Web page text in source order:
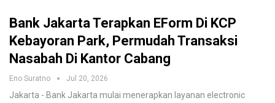
Bank Jakarta Terapkan EForm Di KCP
Kebayoran Park, Permudah Transaksi
Nasabah Di Kantor Cabang
Eno Suratno Jul 20, 2026
Jakarta - Bank Jakarta mulai menerapkan layanan electronic